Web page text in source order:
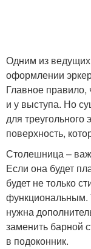
Одним из
оформлении
Главное
и у выступа. Но
для треугольного
поверхность,
Столешница –
Если она будет
будет не только
функциональным.
нужна
заменить барной
в подоконник.